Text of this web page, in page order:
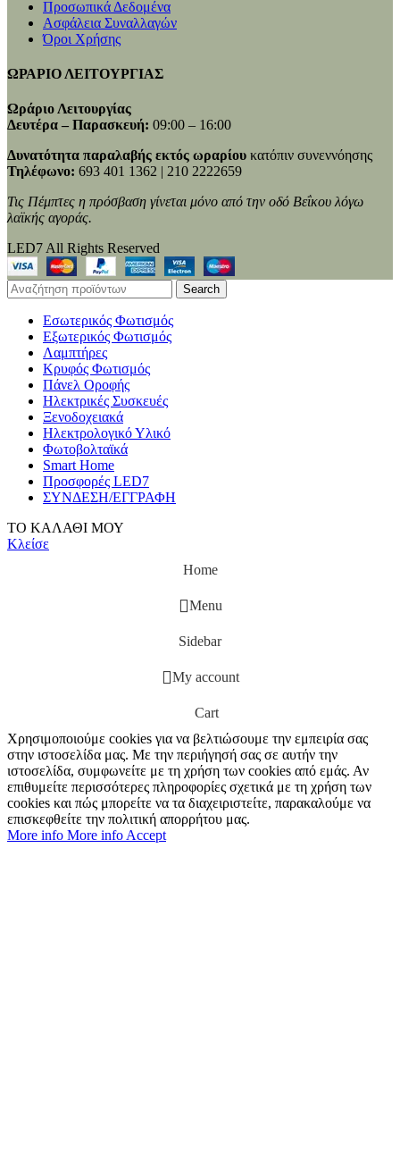
Προσωπικά Δεδομένα
Ασφάλεια Συναλλαγών
Όροι Χρήσης
ΩΡΑΡΙΟ ΛΕΙΤΟΥΡΓΙΑΣ
Ωράριο Λειτουργίας
Δευτέρα – Παρασκευή: 09:00 – 16:00
Δυνατότητα παραλαβής εκτός ωραρίου κατόπιν συνεννόησης
Τηλέφωνο: 693 401 1362 | 210 2222659
Τις Πέμπτες η πρόσβαση γίνεται μόνο από την οδό Βεΐκου λόγω
λαϊκής αγοράς.
LED7 All Rights Reserved
Search
Εσωτερικός Φωτισμός
Εξωτερικός Φωτισμός
Λαμπτήρες
Κρυφός Φωτισμός
Πάνελ Οροφής
Ηλεκτρικές Συσκευές
Ξενοδοχειακά
Ηλεκτρολογικό Υλικό
Φωτοβολταϊκά
Smart Home
Προσφορές LED7
ΣΥΝΔΕΣΗ/ΕΓΓΡΑΦΗ
ΤΟ ΚΑΛΑΘΙ ΜΟΥ
Κλείσε
Home
Menu
Sidebar
My account
Cart
Χρησιμοποιούμε cookies για να βελτιώσουμε την εμπειρία σας
στην ιστοσελίδα μας. Με την περιήγησή σας σε αυτήν την
ιστοσελίδα, συμφωνείτε με τη χρήση των cookies από εμάς. Αν
επιθυμείτε περισσότερες πληροφορίες σχετικά με τη χρήση των
cookies και πώς μπορείτε να τα διαχειριστείτε, παρακαλούμε να
επισκεφθείτε την πολιτική απορρήτου μας.
More info More info Accept